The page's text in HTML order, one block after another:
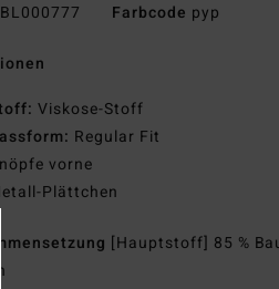
BL000777 Farbcode pyp
Viskose-Stoff
Regular Fit
vorne
Plättchen
[Hauptstoff] 85 %